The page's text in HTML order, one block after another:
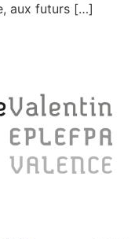
aux futurs […]